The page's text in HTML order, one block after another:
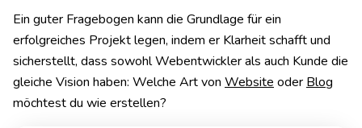
Ein guter Fragebogen kann die Grundlage für ein
erfolgreiches Projekt legen, indem er Klarheit schafft und
sicherstellt, dass sowohl Webentwickler als auch Kunde die
gleiche Vision haben: Welche Art von Website oder Blog
möchtest du wie erstellen?